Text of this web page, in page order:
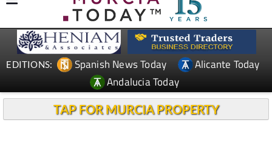
EDITIONS: Spanish News Today
Alicante Today
Andalucia Today
TAP FOR MURCIA PROPERTY